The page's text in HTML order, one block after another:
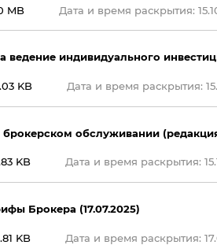
MB Дата и время раскрытия:
ведение индивидуального
KB Дата и время раскрытия:
обслуживании
KB Дата и время раскрытия:
Брокера (17.07.2025)
KB Дата и время раскрытия: